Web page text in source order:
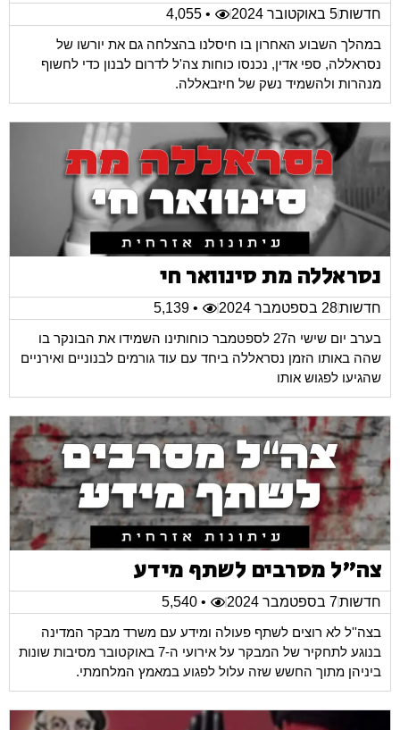
חדשות5 באוקטובר 2024
• 4,055
במהלך השבוע האחרון בו חיסלנו בהצלחה גם את יורשו של
נסראללה, ספי אדין, נכנסו כוחות צה'ל לדרום לבנון כדי לחשוף
מנהרות ולהשמיד נשק של חיזבאללה.
נסראללה מת סינוואר חי
חדשות28 בספטמבר 2024
• 5,139
בערב יום שישי ה27 לספטמבר כוחותינו השמידו את הבונקר בו
שהה באותו הזמן נסראללה ביחד עם עוד גורמים לבנוניים ואירניים
שהגיעו לפגוש אותו
צה"ל מסרבים לשתף מידע
חדשות7 בספטמבר 2024
• 5,540
בצה''ל לא רוצים לשתף פעולה ומידע עם משרד מבקר המדינה
בנוגע לתחקיר של המבקר על אירועי ה-7 באוקטובר מסיבות שונות
ביניהן מתוך החשש שזה עלול לפגוע במאמץ המלחמתי.